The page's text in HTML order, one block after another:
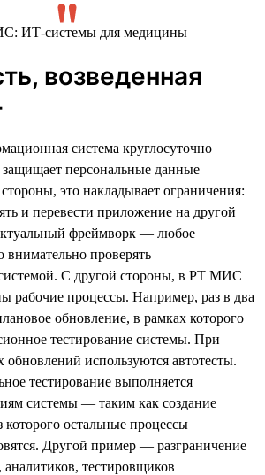
возведенная
система круглосуточно
персональные данные
это накладывает ограничения:
и перевести приложение на другой
фреймворк — любое
проверять
С другой стороны, в РТ МИС
рабочие процессы. Например, раз в два
обновление, в рамках которого
тестирование системы. При
используются автотесты.
тестирование выполняется
системы — таким как создание
которого остальные процессы
Другой пример — разграничение
аналитиков, тестировщиков